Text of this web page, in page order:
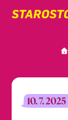
10. 7. 2025